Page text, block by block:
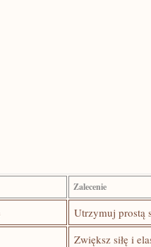
Zalecenie
Utrzymuj prostą
Zwiększ siłę⁣ i